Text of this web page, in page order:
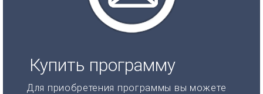
Купить программу
Для приобретения программы вы можете